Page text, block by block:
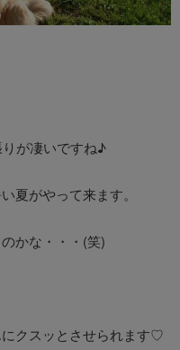
が凄いですね♪
夏がやって来ます。
かな・・・(笑)
クスッとさせられます♡